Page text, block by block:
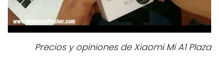
Precios y opiniones de Xiaomi Mi A1 Plaza